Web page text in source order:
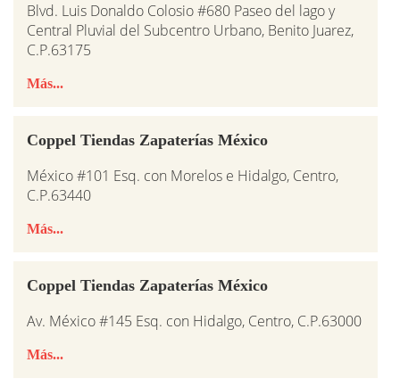
Blvd. Luis Donaldo Colosio #680 Paseo del lago y
Central Pluvial del Subcentro Urbano, Benito Juarez,
C.P.63175
Más...
Coppel Tiendas Zapaterías México
México #101 Esq. con Morelos e Hidalgo, Centro,
C.P.63440
Más...
Coppel Tiendas Zapaterías México
Av. México #145 Esq. con Hidalgo, Centro, C.P.63000
Más...